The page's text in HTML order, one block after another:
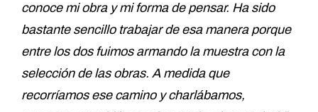
conoce mi obra y mi forma de pensar. Ha sido
bastante sencillo trabajar de esa manera porque
entre los dos fuimos armando la muestra con la
selección de las obras. A medida que
recorríamos ese camino y charlábamos,